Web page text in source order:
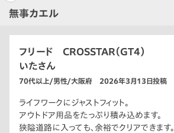
無事カエル
フリード CROSSTAR（GT4）
いたさん
70代以上/男性/大阪府 2026年3月13日投稿
ライフワークにジャストフィット。
アウトドア用品をたっぷり積み込めます。
狭隘道路に入っても、余裕でクリアできます。